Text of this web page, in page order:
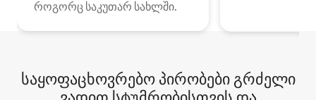
როგორც საკუთარ სახლში.
საყოფაცხოვრებო პირობები გრძელი